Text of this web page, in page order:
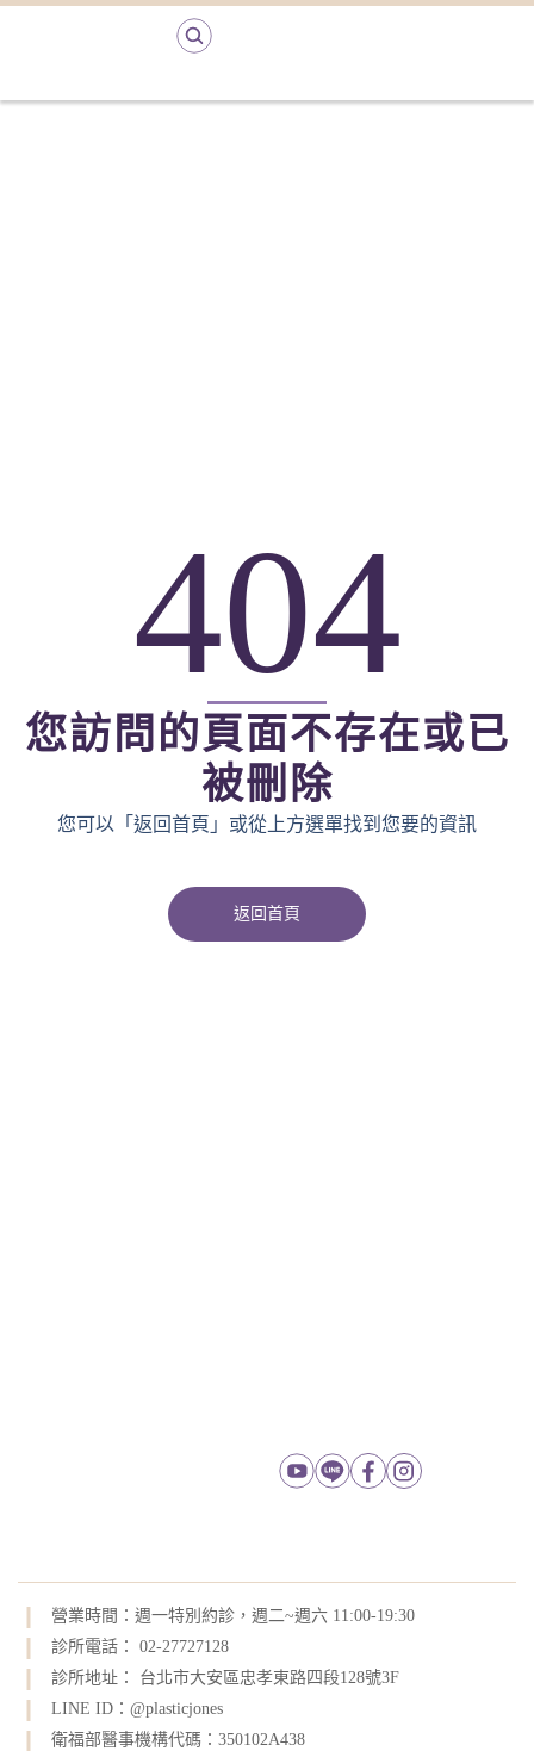
404
您訪問的頁面不存在或已
被刪除
您可以「返回首頁」或從上方選單找到您要的資訊
返回首頁
營業時間：週一特別約診，週二~週六 11:00-19:30
診所電話： 02-27727128
診所地址： 台北市大安區忠孝東路四段128號3F
LINE ID：@plasticjones
衛福部醫事機構代碼：350102A438